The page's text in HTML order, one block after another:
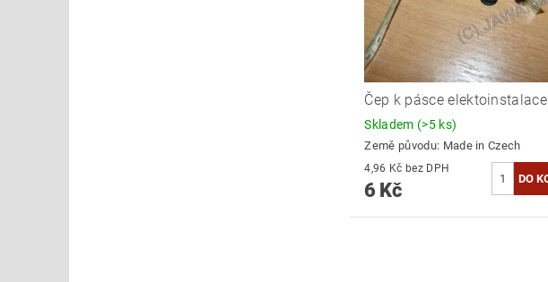
Čep k pásce elektoinstalace
Skladem (>5 ks)
Země původu: Made in Czech
4,96 Kč bez DPH
6 Kč